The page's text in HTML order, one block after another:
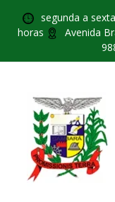
segunda a
horas
Avenida